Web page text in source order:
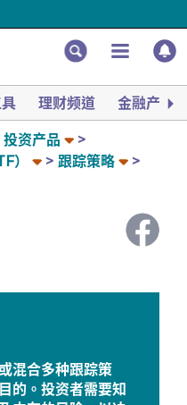
理财频道 金融产品
投资产品
）
跟踪策略
混合多种跟踪策
的。投资者需要知